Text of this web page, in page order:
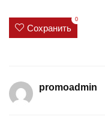
Сохранить
0
promoadmin